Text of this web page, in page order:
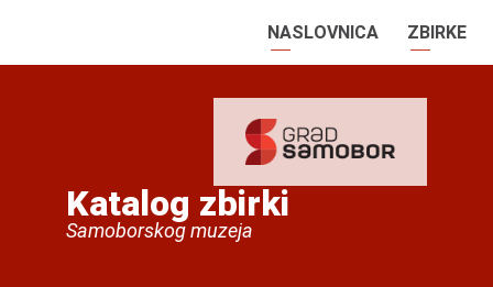
NASLOVNICA ZBIRKE
Katalog zbirki
Samoborskog muzeja